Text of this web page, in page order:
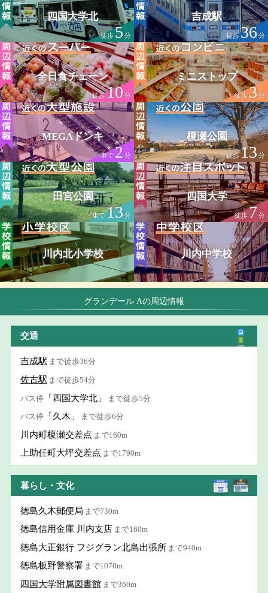
四国大学北
徒歩5分
吉成駅
徒歩36分
全日食チェーン
徒歩10分
ミニストップ
徒歩3分
MEGAドンキ
車で2分
榎瀬公園
徒歩13 分
田宮公園
車で13 分
四国大学
徒歩7分
川内北小学校 川内中学校
グランデール Aの周辺情報
交通
吉成駅 まで徒歩36分
佐古駅 まで徒歩54分
バス停 「四国大学北」 まで徒歩5分
バス停 「久木」 まで徒歩6分
川内町榎瀬交差点 まで160m
上助任町大坪交差点 まで1790m
暮らし・文化
徳島久木郵便局 まで730m
徳島信用金庫 川内支店 まで160m
徳島大正銀行 フジグラン北島出張所 まで940m
徳島板野警察署 まで1070m
四国大学附属図書館 まで360m